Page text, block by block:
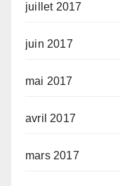
juillet 2017
juin 2017
mai 2017
avril 2017
mars 2017